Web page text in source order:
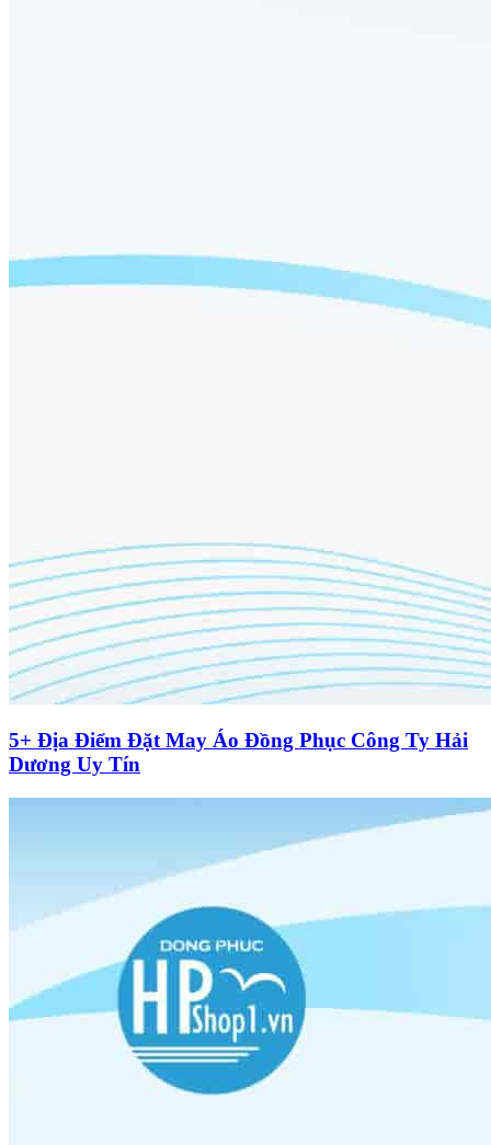
5+ Địa Điểm Đặt May Áo Đồng Phục Công Ty Hải
Dương Uy Tín